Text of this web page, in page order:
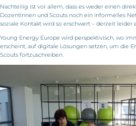
Nachteilig ist vor allem, dass es weder einen
DozentInnen und Scouts noch ein informelles
soziale Kontakt wird so erschwert – derzeit leider
Young Energy Europe wird perspektivisch, wo
erscheint, auf digitale Lösungen setzen, um die
Scouts fortzuschreiben.